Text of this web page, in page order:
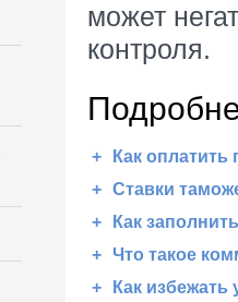
может
контроля.
Как
Ставки
Как
Что такое
Как